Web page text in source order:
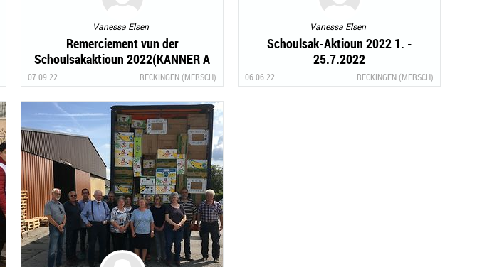
Vanessa Elsen
Remerciement vun der
Schoulsakaktioun 2022(KANNER A
FAMILLJENHËLLEF asbl)
07.09.22 RECKINGEN (MERSCH)
Vanessa Elsen
Schoulsak-Aktioun 2022 1. -
25.7.2022
06.06.22 RECKINGEN (MERSCH)